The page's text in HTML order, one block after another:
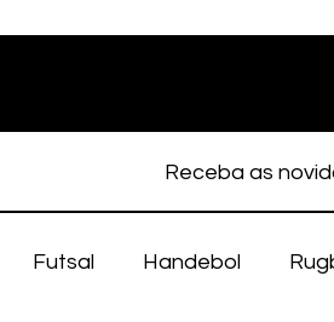
Receba as
Futsal Handebol